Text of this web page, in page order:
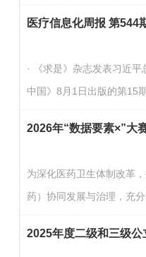
事互通。 在首届全国数智
织召开“AI赋能基层医疗信
疗信息化同仁齐聚一堂，
索人工智能技术在基层医
路径。学习井冈山精神：
协会信息专业委员会主任
· 《求是》杂志发表习近
中国》8月1日出版的第15
设健康中国》。文章强调
作出的一项战略决策。“
期，必须统筹谋划、加紧
康报）· 国家卫生健康委
健康中国近日，中央宣传
为深化医药卫生体制改革
药）协同发展与治理，充
疗保障局联合主办，北京
2025年度二级和三级